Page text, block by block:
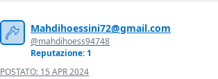
Mahdihoessini72@gmail.com
@mahdihoess94748
Reputazione: 1
POSTATO: 15 APR 2024